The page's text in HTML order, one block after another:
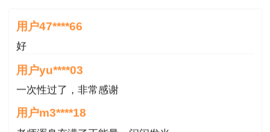
用户47****66
好
用户yu****03
一次性过了，非常感谢
用户m3****18